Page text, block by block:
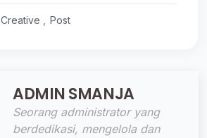
Creative Post
ADMIN SMANJA
Seorang administrator yang
berdedikasi, mengelola dan